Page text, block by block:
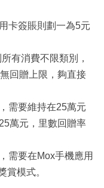
卡簽賬則劃一為5元
有消費不限類別，
回贈上限，夠直接
需要維持在25萬元
萬元，里數回贈率
需要在Mox手機應用
賞模式。